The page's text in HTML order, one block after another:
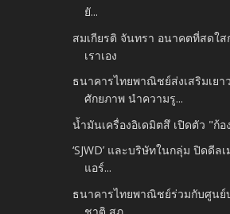
ยั...
สมเกียรติ จันทรา อนาคตที่สดใ
เราเอง
ธนาคารไทยพาณิชย์ส่งเสริมเย
ศักยภาพ นำความรู...
น้ำมันเครื่องอิเดมิตสึ เปิดตัว "ก้อ
‘SJWD’ และบริษัทในกลุ่ม ปิดดีล
แอร์...
ธนาคารไทยพาณิชย์ร่วมกับศูนย์